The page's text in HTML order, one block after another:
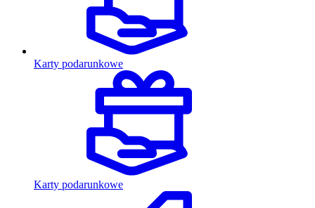
Karty podarunkowe
Karty podarunkowe